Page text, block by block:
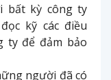
bất kỳ công ty
kỹ các điều
ty để đảm bảo
người đã có